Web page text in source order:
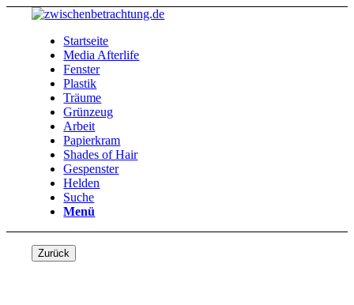
Startseite
Media Afterlife
Fenster
Plastik
Träume
Grünzeug
Arbeit
Papierkram
Shades of Hair
Gespenster
Helden
Suche
Menü
Zurück